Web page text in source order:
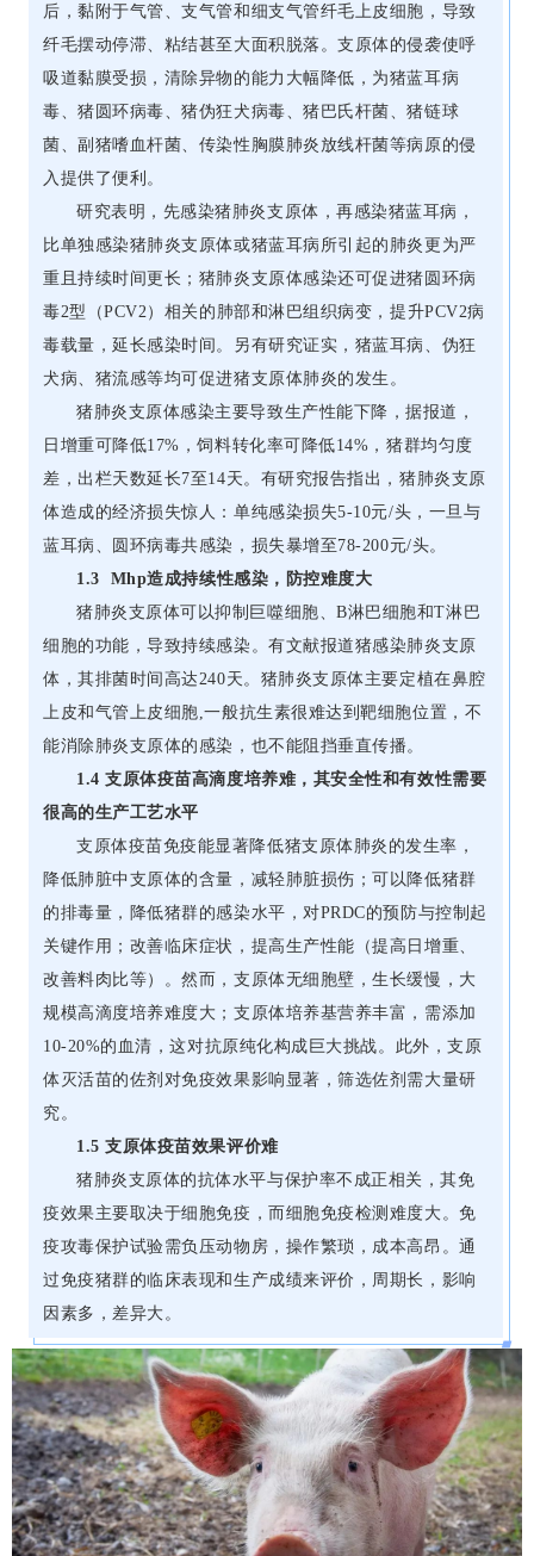
后，黏附于气管、支气管和细支气管纤毛上皮细胞，导致
纤毛摆动停滞、粘结甚至大面积脱落。支原体的侵袭使呼
吸道黏膜受损，清除异物的能力大幅降低，为猪蓝耳病
毒、猪圆环病毒、猪伪狂犬病毒、猪巴氏杆菌、猪链球
菌、副猪嗜血杆菌、传染性胸膜肺炎放线杆菌等病原的侵
入提供了便利。
研究表明，先感染猪肺炎支原体，再感染猪蓝耳病，
比单独感染猪肺炎支原体或猪蓝耳病所引起的肺炎更为严
重且持续时间更长；猪肺炎支原体感染还可促进猪圆环病
毒2型（PCV2）相关的肺部和淋巴组织病变，提升PCV2病
毒载量，延长感染时间。另有研究证实，猪蓝耳病、伪狂
犬病、猪流感等均可促进猪支原体肺炎的发生。
猪肺炎支原体感染主要导致生产性能下降，据报道，
日增重可降低17%，饲料转化率可降低14%，猪群均匀度
差，出栏天数延长7至14天。有研究报告指出，猪肺炎支原
体造成的经济损失惊人：单纯感染损失5-10元/头，一旦与
蓝耳病、圆环病毒共感染，损失暴增至78-200元/头。
1.3 Mhp造成持续性感染，防控难度大
猪肺炎支原体可以抑制巨噬细胞、B淋巴细胞和T淋巴
细胞的功能，导致持续感染。有文献报道猪感染肺炎支原
体，其排菌时间高达240天。猪肺炎支原体主要定植在鼻腔
上皮和气管上皮细胞,一般抗生素很难达到靶细胞位置，不
能消除肺炎支原体的感染，也不能阻挡垂直传播。
1.4 支原体疫苗高滴度培养难，其安全性和有效性需要
很高的生产工艺水平
支原体疫苗免疫能显著降低猪支原体肺炎的发生率，
降低肺脏中支原体的含量，减轻肺脏损伤；可以降低猪群
的排毒量，降低猪群的感染水平，对PRDC的预防与控制起
关键作用；改善临床症状，提高生产性能（提高日增重、
改善料肉比等）。然而，支原体无细胞壁，生长缓慢，大
规模高滴度培养难度大；支原体培养基营养丰富，需添加
10-20%的血清，这对抗原纯化构成巨大挑战。此外，支原
体灭活苗的佐剂对免疫效果影响显著，筛选佐剂需大量研
究。
1.5 支原体疫苗效果评价难
猪肺炎支原体的抗体水平与保护率不成正相关，其免
疫效果主要取决于细胞免疫，而细胞免疫检测难度大。免
疫攻毒保护试验需负压动物房，操作繁琐，成本高昂。通
过免疫猪群的临床表现和生产成绩来评价，周期长，影响
因素多，差异大。